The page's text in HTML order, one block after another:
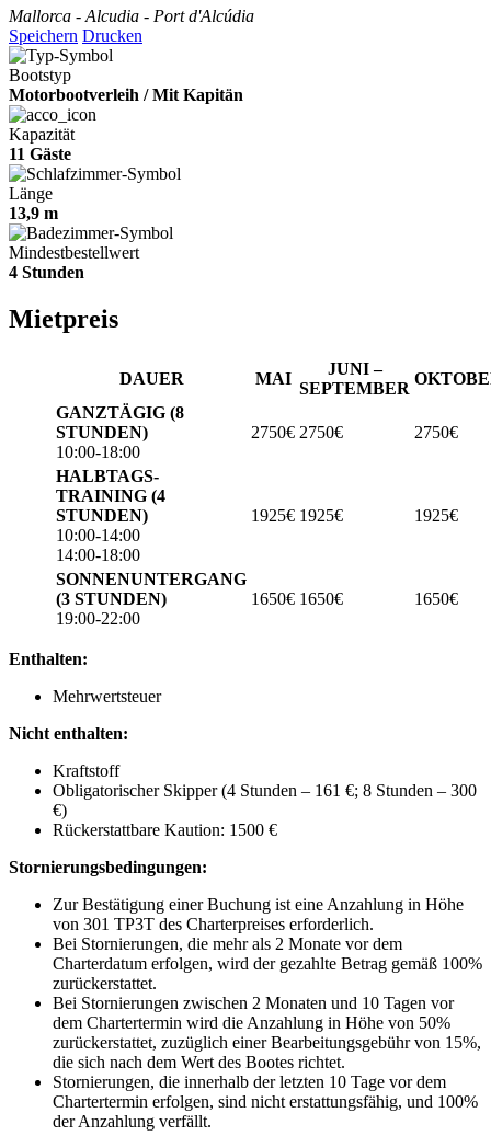
Mallorca - Alcudia - Port d'Alcúdia
Speichern Drucken
Bootstyp
Motorbootverleih / Mit Kapitän
Kapazität
11 Gäste
Länge
13,9 m
Mindestbestellwert
4 Stunden
Mietpreis
DAUER MAI
JUNI –
SEPTEMBER
GANZTÄGIG (8
STUNDEN)
10:00-18:00
2750€ 2750€ 2750€
HALBTAGS-
TRAINING (4
STUNDEN)
10:00-14:00
14:00-18:00
1925€ 1925€ 1925€
SONNENUNTERGANG
(3 STUNDEN)
19:00-22:00
1650€ 1650€ 1650€
Enthalten:
Mehrwertsteuer
Nicht enthalten:
Kraftstoff
Obligatorischer Skipper (4 Stunden – 161 €; 8 Stunden – 300
€)
Rückerstattbare Kaution: 1500 €
Stornierungsbedingungen:
Zur Bestätigung einer Buchung ist eine Anzahlung in Höhe
von 301 TP3T des Charterpreises erforderlich.
Bei Stornierungen, die mehr als 2 Monate vor dem
Charterdatum erfolgen, wird der gezahlte Betrag gemäß 100%
zurückerstattet.
Bei Stornierungen zwischen 2 Monaten und 10 Tagen vor
dem Chartertermin wird die Anzahlung in Höhe von 50%
zurückerstattet, zuzüglich einer Bearbeitungsgebühr von 15%,
die sich nach dem Wert des Bootes richtet.
Stornierungen, die innerhalb der letzten 10 Tage vor dem
Chartertermin erfolgen, sind nicht erstattungsfähig, und 100%
der Anzahlung verfällt.